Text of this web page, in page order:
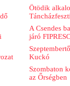
Ötödik
A Csendes
járó
Kuckó
Szombaton
az Őrségben